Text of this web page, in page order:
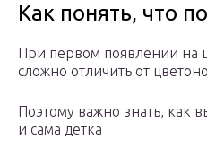
Как понять, что
При первом появлении на
сложно отличить от
Поэтому важно знать, как
и сама детка